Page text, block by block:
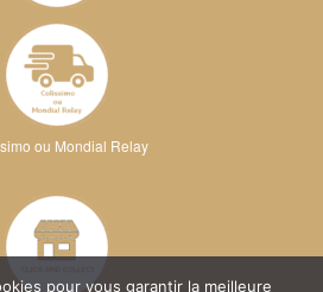
ou Mondial Relay
pour vous garantir la meilleure